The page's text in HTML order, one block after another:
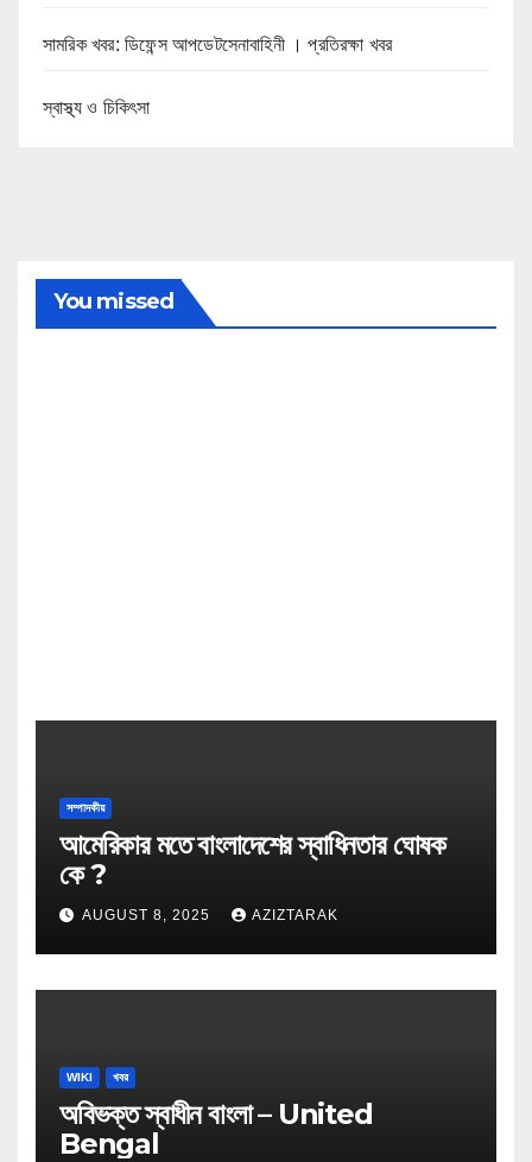
সামরিক খবর: ডিফেন্স আপডেটসেনাবাহিনী । প্রতিরক্ষা খবর
স্বাস্থ্য ও চিকিৎসা
You missed
সম্পাদকীয়
আমেরিকার মতে বাংলাদেশের স্বাধিনতার ঘোষক
কে ?
AUGUST 8, 2025 AZIZTARAK
WIKI খবর
অবিভক্ত স্বাধীন বাংলা – United
Bengal